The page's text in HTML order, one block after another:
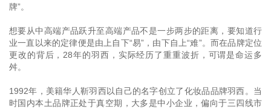
牌”。
想要从中高端产品跃升至高端产品不是一步两步的距离，要知道行
业一直以来的定律便是由上自下“易”，由下自上“难”。而在品牌定位
更改的背后，28年的羽西，实际经历了重重波折，可谓是命运多
舛。
1992年，美籍华人靳羽西以自己的名字创立了化妆品品牌羽西。当
时国内本土品牌正处于真空期，大多是中小企业，偏向于三四线市